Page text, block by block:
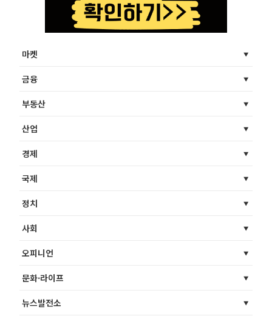
마켓
금융
부동산
산업
경제
국제
정치
사회
오피니언
문화·라이프
뉴스발전소